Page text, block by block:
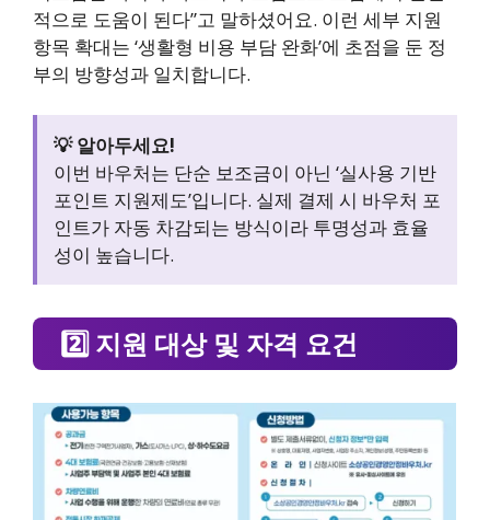
적으로 도움이 된다”고 말하셨어요. 이런 세부 지원
항목 확대는 ‘생활형 비용 부담 완화’에 초점을 둔 정
부의 방향성과 일치합니다.
💡 알아두세요!
이번 바우처는 단순 보조금이 아닌 ‘실사용 기반
포인트 지원제도’입니다. 실제 결제 시 바우처 포
인트가 자동 차감되는 방식이라 투명성과 효율
성이 높습니다.
2️⃣ 지원 대상 및 자격 요건